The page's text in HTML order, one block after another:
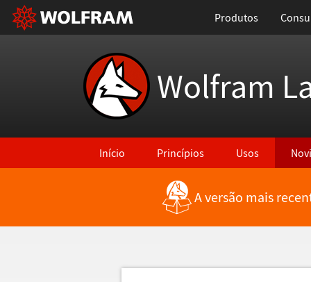
Produtos
Wolfram
Início Princípios Usos
A versão mais